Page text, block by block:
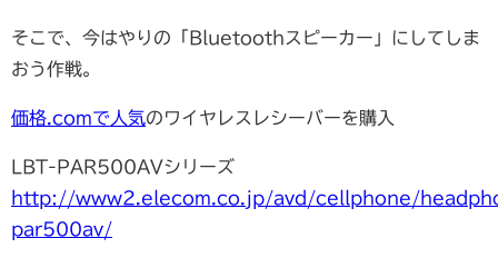
そこで、今はやりの「Bluetoothスピーカー」にしてしま
おう作戦。
価格.comで人気のワイヤレスレシーバーを購入
LBT-PAR500AVシリーズ
http://www2.elecom.co.jp/avd/cellphone/
par500av/